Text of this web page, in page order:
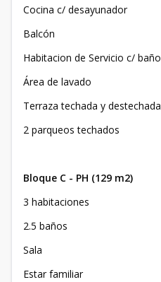
Cocina c/ desayunador
Balcón
Habitacion de Servicio c/ baño
Área de lavado
Terraza techada y destechada
2 parqueos techados
Bloque C - PH (129 m2)
3 habitaciones
2.5 baños
Sala
Estar familiar